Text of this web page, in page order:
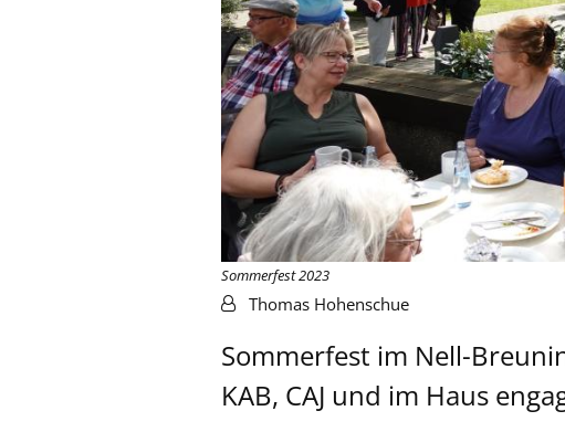
Sommerfest 2023
Von:Thomas Hohenschue
Sommerfest im Nell-
KAB, CAJ und im Haus